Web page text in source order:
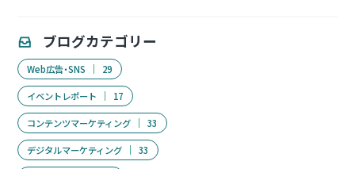
ブログカテゴリー
Web広告・SNS 29
イベントレポート 17
コンテンツマーケティング 33
デジタルマーケティング 33